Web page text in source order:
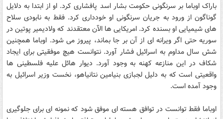
باراک اوباما بر سرنگونی حکومت بشار اسد پافشاری کرد. او از ابتدا به دلایل
گوناگون از ورود به جریان سرنگونی او خودداری کرد. فقط به نابودی سلاح
های شیمیایی او بسنده کرد. امریکایی ها الآن معتقدند که ولادیمیر پوتین در
سوریه حتی اگر ویرانه ای از آن بر جا بماند، پیروز می شود. اوباما همچنین
شش سال مداوم به اسرائیل فشار آورد. نتوانست هیچ موفقیتی برای ایجاد
شکاف در این منازعه کهنه به وجود آورد. دیوار هائل علیه فلسطینی ها
واقعیتی است که به دلیل لجبازی بنیامین نتانیاهو، نخست وزیر اسرائیل به
وجود آمده است.
اوباما فقط توانست در توافق هسته ای موفق شود که نمونه ای برای جلوگیری